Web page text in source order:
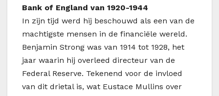
Bank of England van 1920-1944
In zijn tijd werd hij beschouwd als een van de
machtigste mensen in de financiële wereld.
Benjamin Strong was van 1914 tot 1928, het
jaar waarin hij overleed directeur van de
Federal Reserve. Tekenend voor de invloed
van dit drietal is, wat Eustace Mullins over